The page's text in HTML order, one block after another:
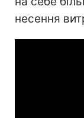
несення